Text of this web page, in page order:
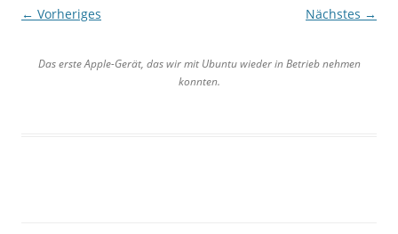
← Vorheriges Nächstes →
Das erste Apple-Gerät, das wir mit Ubuntu wieder in Betrieb nehmen
konnten.